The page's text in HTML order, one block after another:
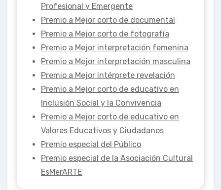
Profesional y Emergente
Premio a Mejor corto de documental
Premio a Mejor corto de fotografía
Premio a Mejor interpretación femenina
Premio a Mejor interpretación masculina
Premio a Mejor intérprete revelación
Premio a Mejor corto de educativo en
Inclusión Social y la Convivencia
Premio a Mejor corto de educativo en
Valores Educativos y Ciudadanos
Premio especial del Público
Premio especial de la Asociación Cultural
EsMerARTE